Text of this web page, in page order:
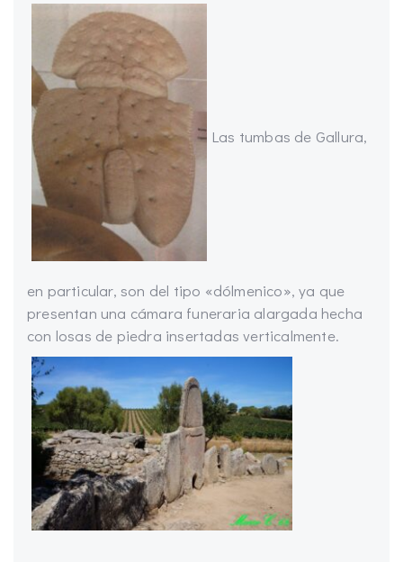
Las tumbas de Gallura,
en particular, son del tipo «dólmenico», ya que
presentan una cámara funeraria alargada hecha
con losas de piedra insertadas verticalmente.